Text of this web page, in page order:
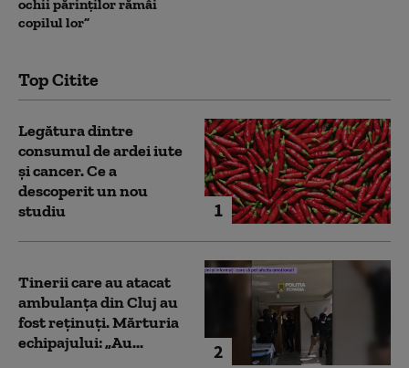
ochii părinților rămâi
copilul lor”
Top Citite
1
Legătura dintre
consumul de ardei iute
și cancer. Ce a
descoperit un nou
studiu
2
Tinerii care au atacat
ambulanța din Cluj au
fost reținuți. Mărturia
echipajului: „Au...